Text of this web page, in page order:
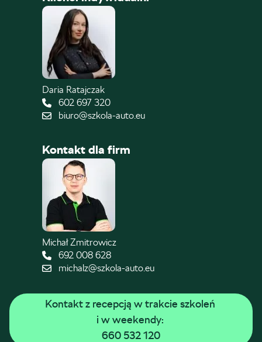
Daria Ratajczak
602 697 320
biuro@szkola-auto.eu
Kontakt dla firm
Michał Zmitrowicz
692 008 628
michalz@szkola-auto.eu
Kontakt z recepcją w trakcie szkoleń
i w weekendy:
660 532 120